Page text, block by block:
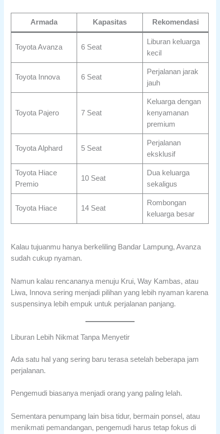
Armada Kapasitas Rekomendasi
Toyota Avanza 6 Seat
Liburan keluarga
kecil
Toyota Innova 6 Seat
Perjalanan jarak
jauh
Toyota Pajero 7 Seat
Keluarga dengan
kenyamanan
premium
Toyota Alphard 5 Seat
Perjalanan
eksklusif
Toyota Hiace
Premio
10 Seat
Dua keluarga
sekaligus
Toyota Hiace 14 Seat
Rombongan
keluarga besar
Kalau tujuanmu hanya berkeliling Bandar Lampung, Avanza
sudah cukup nyaman.
Namun kalau rencananya menuju Krui, Way Kambas, atau
Liwa, Innova sering menjadi pilihan yang lebih nyaman karena
suspensinya lebih empuk untuk perjalanan panjang.
Liburan Lebih Nikmat Tanpa Menyetir
Ada satu hal yang sering baru terasa setelah beberapa jam
perjalanan.
Pengemudi biasanya menjadi orang yang paling lelah.
Sementara penumpang lain bisa tidur, bermain ponsel, atau
menikmati pemandangan, pengemudi harus tetap fokus di